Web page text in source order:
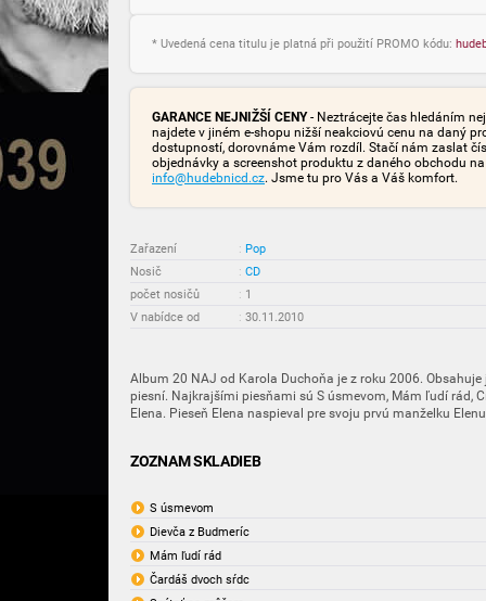
* Uvedená cena titulu je platná při použití PROMO kódu:
GARANCE NEJNIŽŠÍ CENY- Neztrácejte čas hledáním
najdete v jiném e-shopu nižší neakciovú cenu na daný
dostupností, dorovnáme Vám rozdíl. Stačí nám zaslat
objednávky a screenshot produktu z daného obchodu
info@hudebnicd.cz. Jsme tu pro Vás a Váš komfort.
Zařazení : Pop
Nosič
: CD
počet nosičů
: 1
V nabídce od
: 30.11.2010
Album 20 NAJ od Karola Duchoňa je z roku 2006.
piesní. Najkrajšími piesňami sú S úsmevom, Mám ľudí rád,
Elena. Pieseň Elena naspieval pre svoju prvú manželku
ZOZNAM SKLADIEB
S úsmevom
Dievča z Budmeríc
Mám ľudí rád
Čardáš dvoch sŕdc